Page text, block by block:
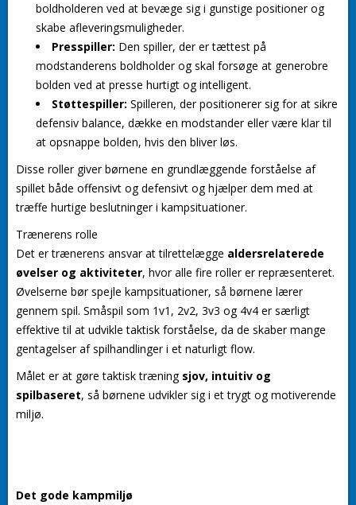
boldholderen ved at bevæge sig i gunstige positioner og
skabe afleveringsmuligheder.
Presspiller: Den spiller, der er tættest på
modstanderens boldholder og skal forsøge at generobre
bolden ved at presse hurtigt og intelligent.
Støttespiller: Spilleren, der positionerer sig for at sikre
defensiv balance, dække en modstander eller være klar til
at opsnappe bolden, hvis den bliver løs.
Disse roller giver børnene en grundlæggende forståelse af
spillet både offensivt og defensivt og hjælper dem med at
træffe hurtige beslutninger i kampsituationer.
Trænerens rolle
Det er trænerens ansvar at tilrettelægge aldersrelaterede
øvelser og aktiviteter, hvor alle fire roller er repræsenteret.
Øvelserne bør spejle kampsituationer, så børnene lærer
gennem spil. Småspil som 1v1, 2v2, 3v3 og 4v4 er særligt
effektive til at udvikle taktisk forståelse, da de skaber mange
gentagelser af spilhandlinger i et naturligt flow.
Målet er at gøre taktisk træning sjov, intuitiv og
spilbaseret, så børnene udvikler sig i et trygt og motiverende
miljø.
Det gode kampmiljø